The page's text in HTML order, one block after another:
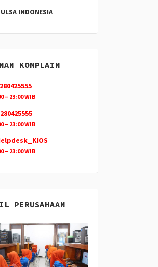
INDONESIA
KOMPLAIN
– 23:00 WIB
– 23:00 WIB
– 23:00 WIB
PERUSAHAAN